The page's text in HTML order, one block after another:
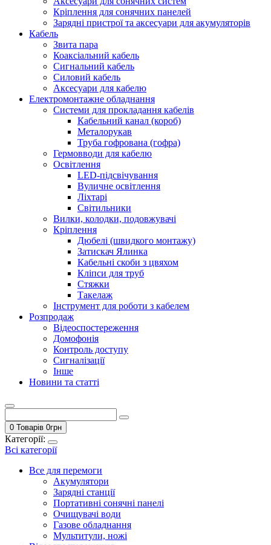
Кріплення для сонячних панелей
Зарядні пристрої та аксесуари для акумуляторів
Кабель
Звита пара
Коаксіальний кабель
Сигнальний кабель
Силовий кабель
Аксесуари для кабелю
Електромонтажне обладнання
Системи для прокладання кабелів
Кабельний канал (короб)
Металорукав
Труба гофрована (гофра)
Гермовводи для кабелю
Освітлення
LED-підсвічування
Вуличне освітлення
Ліхтарі
Світильники
Вилки, колодки, подовжувачі
Кріплення
Дюбелі (швидкого монтажу)
Затискач Ялинка
Кабельні скоби з цвяхом
Кліпси для труб
Стяжки
Такелаж
Інструмент для роботи з кабелем
Розпродаж
Відеоспостереження
Домофонія
Контроль доступу
Сигналізації
Інше
Новини та статті
0 Товарів 0грн
Категорії:
Всі категорії
Все для перемоги
Акумулятори
Зарядні станції
Портативні сонячні панелі
Очищувачі води
Газове обладнання
Мультитули, ножі